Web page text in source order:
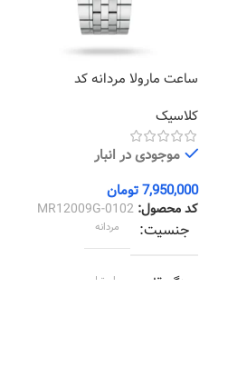
ساعت مارولا مردانه کد
کلاسیک
موجودی در انبار
7,950,000تومان
کد محصول: MR12009G-0102
جنسیت مردانه
رنگ قاب استیل